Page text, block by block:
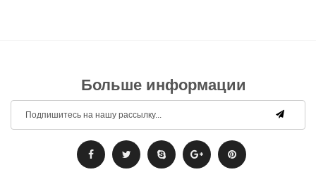
Больше информации